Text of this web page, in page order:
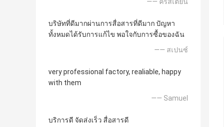
—— คริสเตียน
บริษัทที่ดีมากผ่านการสื่อสารที่ดีมาก ปัญหา
ทั้งหมดได้รับการแก้ไข พอใจกับการซื้อของฉัน
—— สเปนซ์
very professional factory, realiable, happy
with them
—— Samuel
บริการดี จัดส่งเร็ว สื่อสารดี